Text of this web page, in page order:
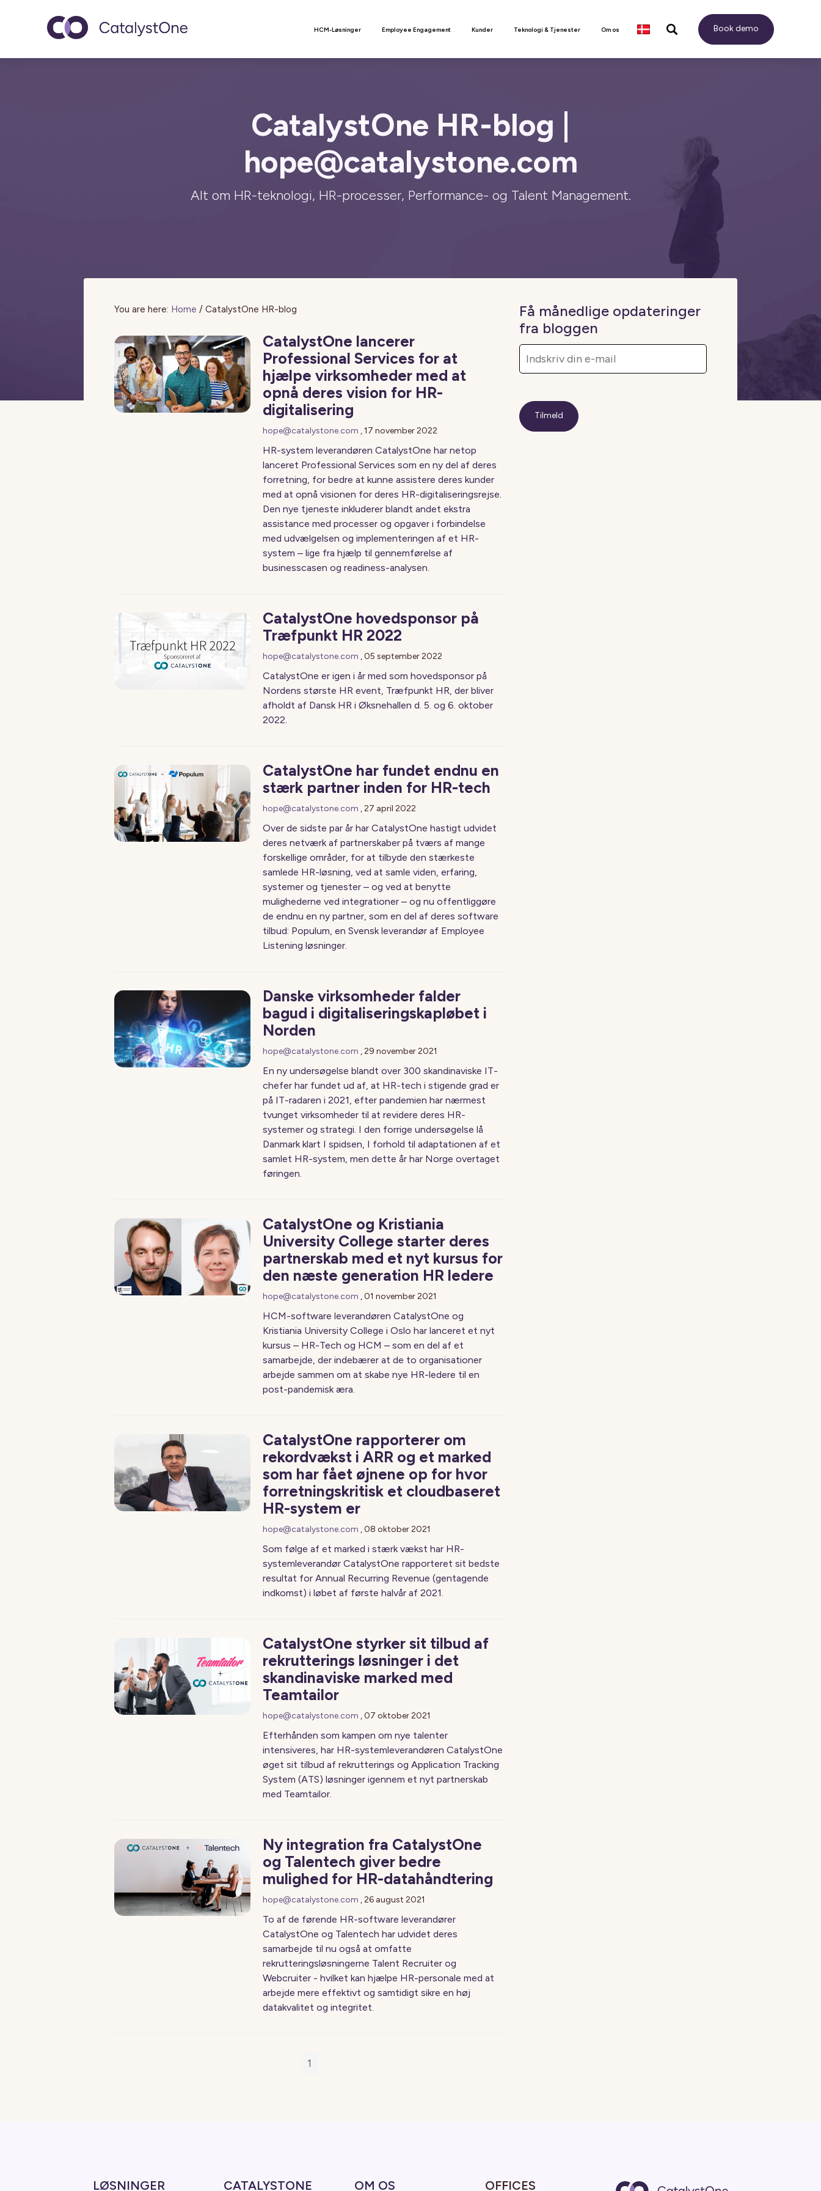
Toggle navigation HCM-Løsninger Employee Engagement Kunder Teknologi & Tjenester Om os Book demo
CatalystOne HR-blog |
hope@catalystone.com
Alt om HR-teknologi, HR-processer, Performance- og Talent Management.
You are here: Home / CatalystOne HR-blog
CatalystOne lancerer
Professional Services for at
hjælpe virksomheder med at
opnå deres vision for HR-
digitalisering
hope@catalystone.com ,17 november 2022
HR-system leverandøren CatalystOne har netop
lanceret Professional Services som en ny del af deres
forretning, for bedre at kunne assistere deres kunder
med at opnå visionen for deres HR-digitaliseringsrejse.
Den nye tjeneste inkluderer blandt andet ekstra
assistance med processer og opgaver i forbindelse
med udvælgelsen og implementeringen af et HR-
system – lige fra hjælp til gennemførelse af
businesscasen og readiness-analysen.
CatalystOne hovedsponsor på
Træfpunkt HR 2022
hope@catalystone.com ,05 september 2022
CatalystOne er igen i år med som hovedsponsor på
Nordens største HR event, Træfpunkt HR, der bliver
afholdt af Dansk HR i Øksnehallen d. 5. og 6. oktober
2022.
CatalystOne har fundet endnu en
stærk partner inden for HR-tech
hope@catalystone.com ,27 april 2022
Over de sidste par år har CatalystOne hastigt udvidet
deres netværk af partnerskaber på tværs af mange
forskellige områder, for at tilbyde den stærkeste
samlede HR-løsning, ved at samle viden, erfaring,
systemer og tjenester – og ved at benytte
mulighederne ved integrationer – og nu offentliggøre
de endnu en ny partner, som en del af deres software
tilbud: Populum, en Svensk leverandør af Employee
Listening løsninger.
Danske virksomheder falder
bagud i digitaliseringskapløbet i
Norden
hope@catalystone.com ,29 november 2021
En ny undersøgelse blandt over 300 skandinaviske IT-
chefer har fundet ud af, at HR-tech i stigende grad er
på IT-radaren i 2021, efter pandemien har nærmest
tvunget virksomheder til at revidere deres HR-
systemer og strategi. I den forrige undersøgelse lå
Danmark klart I spidsen, I forhold til adaptationen af et
samlet HR-system, men dette år har Norge overtaget
føringen.
CatalystOne og Kristiania
University College starter deres
partnerskab med et nyt kursus for
den næste generation HR ledere
hope@catalystone.com ,01 november 2021
HCM-software leverandøren CatalystOne og
Kristiania University College i Oslo har lanceret et nyt
kursus – HR-Tech og HCM – som en del af et
samarbejde, der indebærer at de to organisationer
arbejde sammen om at skabe nye HR-ledere til en
post-pandemisk æra.
CatalystOne rapporterer om
rekordvækst i ARR og et marked
som har fået øjnene op for hvor
forretningskritisk et cloudbaseret
HR-system er
hope@catalystone.com ,08 oktober 2021
Som følge af et marked i stærk vækst har HR-
systemleverandør CatalystOne rapporteret sit bedste
resultat for Annual Recurring Revenue (gentagende
indkomst) i løbet af første halvår af 2021.
CatalystOne styrker sit tilbud af
rekrutterings løsninger i det
skandinaviske marked med
Teamtailor
hope@catalystone.com ,07 oktober 2021
Efterhånden som kampen om nye talenter
intensiveres, har HR-systemleverandøren CatalystOne
øget sit tilbud af rekrutterings og Application Tracking
System (ATS) løsninger igennem et nyt partnerskab
med Teamtailor.
Ny integration fra CatalystOne
og Talentech giver bedre
mulighed for HR-datahåndtering
hope@catalystone.com ,26 august 2021
To af de førende HR-software leverandører
CatalystOne og Talentech har udvidet deres
samarbejde til nu også at omfatte
rekrutteringsløsningerne Talent Recruiter og
Webcruiter - hvilket kan hjælpe HR-personale med at
arbejde mere effektivt og samtidigt sikre en høj
datakvalitet og integritet.
1
Få månedlige opdateringer
fra bloggen
LØSNINGER CATALYSTONE OM OS OFFICES